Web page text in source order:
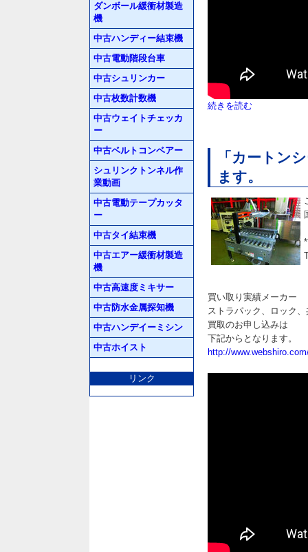
ダンボール緩衝材製造
機
中古ハンディー結束機
中古電動階段台車
中古シュリンカー
中古枚数計数機
中古ウェイトチェッカ
ー
中古ベルトコンベアー
シュリンクトンネル作
業動画
中古電動テープカッタ
ー
中古タイ結束機
中古エアー緩衝材製造
機
中古高速度ミキサー
中古防水金属探知機
中古ハンデイーミシン
中古ホイスト
リンク
続きを読む
「カートン
ます。
買い取り実績メーカー
ストラパック、ロック
買取のお申し込みは
下記からとなります。
http://